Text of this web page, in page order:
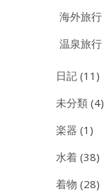
海外旅行
温泉旅行
日記 (11)
未分類 (4)
楽器 (1)
水着 (38)
着物 (28)